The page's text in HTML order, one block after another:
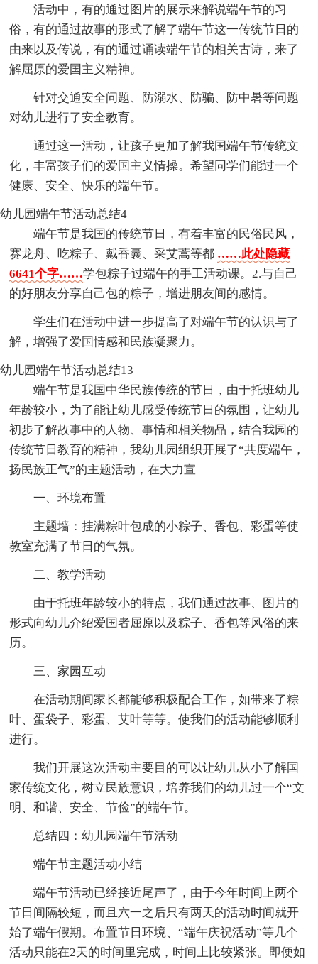
活动中，有的通过图片的展示来解说端午节的习
俗，有的通过故事的形式了解了端午节这一传统节日的
由来以及传说，有的通过诵读端午节的相关古诗，来了
解屈原的爱国主义精神。
针对交通安全问题、防溺水、防骗、防中暑等问题
对幼儿进行了安全教育。
通过这一活动，让孩子更加了解我国端午节传统文
化，丰富孩子们的爱国主义情操。希望同学们能过一个
健康、安全、快乐的端午节。
幼儿园端午节活动总结4
端午节是我国的传统节日，有着丰富的民俗民风，
赛龙舟、吃粽子、戴香囊、采艾蒿等都 ……此处隐藏
6641个字……学包粽子过端午的手工活动课。2.与自己
的好朋友分享自己包的粽子，增进朋友间的感情。
学生们在活动中进一步提高了对端午节的认识与了
解，增强了爱国情感和民族凝聚力。
幼儿园端午节活动总结13
端午节是我国中华民族传统的节日，由于托班幼儿
年龄较小，为了能让幼儿感受传统节日的氛围，让幼儿
初步了解故事中的人物、事情和相关物品，结合我园的
传统节日教育的精神，我幼儿园组织开展了“共度端午，
扬民族正气”的主题活动，在大力宣
一、环境布置
主题墙：挂满粽叶包成的小粽子、香包、彩蛋等使
教室充满了节日的气氛。
二、教学活动
由于托班年龄较小的特点，我们通过故事、图片的
形式向幼儿介绍爱国者屈原以及粽子、香包等风俗的来
历。
三、家园互动
在活动期间家长都能够积极配合工作，如带来了粽
叶、蛋袋子、彩蛋、艾叶等等。使我们的活动能够顺利
进行。
我们开展这次活动主要目的可以让幼儿从小了解国
家传统文化，树立民族意识，培养我们的幼儿过一个“文
明、和谐、安全、节俭”的端午节。
总结四：幼儿园端午节活动
端午节主题活动小结
端午节活动已经接近尾声了，由于今年时间上两个
节日间隔较短，而且六一之后只有两天的活动时间就开
始了端午假期。布置节日环境、“端午庆祝活动”等几个
活动只能在2天的时间里完成，时间上比较紧张。即便如